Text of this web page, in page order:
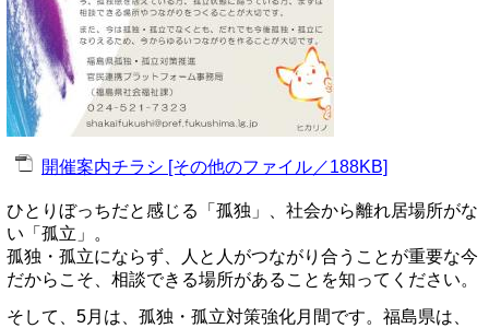
開催案内チラシ [その他のファイル／188KB]
ひとりぼっちだと感じる「孤独」、社会から離れ居場所がな
い「孤立」。
孤独・孤立にならず、人と人がつながり合うことが重要な今
だからこそ、相談できる場所があることを知ってください。
そして、5月は、孤独・孤立対策強化月間です。福島県は、